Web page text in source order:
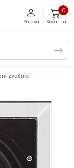
Prijava Košarica
0
zvučnici